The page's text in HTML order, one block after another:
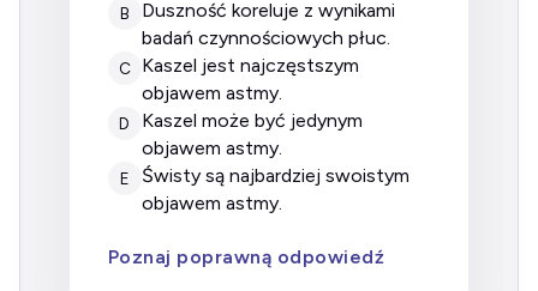
B
duszność koreluje z wynikami
badań czynnościowych płuc.
C
kaszel jest najczęstszym
objawem astmy.
D
kaszel może być jedynym
objawem astmy.
E
świsty są najbardziej swoistym
objawem astmy.
Poznaj poprawną odpowiedź